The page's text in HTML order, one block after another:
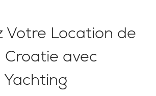
Votre Location de
Croatie avec